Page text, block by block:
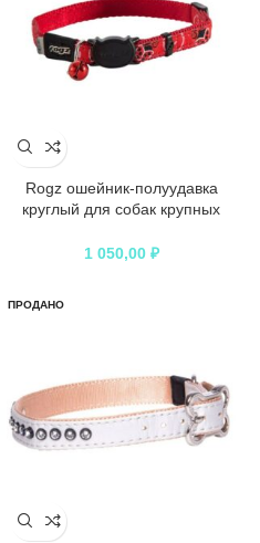
Rogz ошейник-полуудавка
круглый для собак крупных
обхват шеи 400-450 мм, черный
1 050,00 ₽
ПРОДАНО